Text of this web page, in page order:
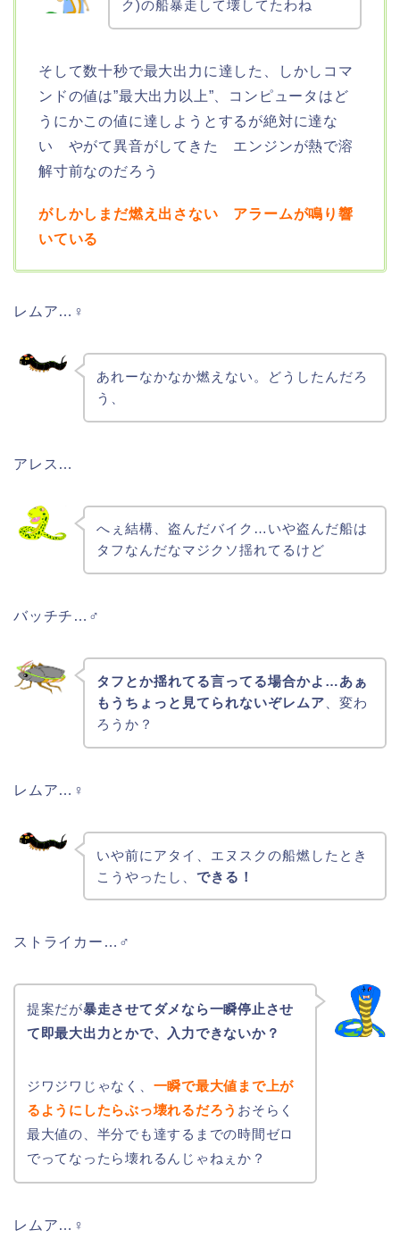
ク)の船暴走して壊してたわね
そして数十秒で最大出力に達した、しかしコマ
ンドの値は”最大出力以上”、コンピュータはど
うにかこの値に達しようとするが絶対に達な
い やがて異音がしてきた エンジンが熱で溶
解寸前なのだろう
がしかしまだ燃え出さない アラームが鳴り響
いている
レムア…♀
あれーなかなか燃えない。どうしたんだろ
う、
アレス…
へぇ結構、盗んだバイク…いや盗んだ船は
タフなんだなマジクソ揺れてるけど
バッチチ…♂
タフとか揺れてる言ってる場合かよ…あぁ
もうちょっと見てられないぞレムア 、変わ
ろうか？
レムア…♀
いや前にアタイ、エヌスクの船燃したとき
こうやったし、 できる！
ストライカー…♂
提案だが暴走させてダメなら一瞬停止させ
て即最大出力とかで、入力できないか？
ジワジワじゃなく、 一瞬で最大値まで上が
るようにしたらぶっ壊れるだろう おそらく
最大値の、半分でも達するまでの時間ゼロ
でってなったら壊れるんじゃねぇか？
レムア…♀